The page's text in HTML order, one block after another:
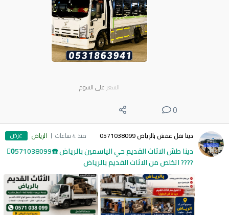
السعر على السوم
0
دينا نقل عفش بالرياض 0571038099 منذ 4 ساعات الرياض عرض
دينا طش الاثاث القديم حي الياسمين بالرياض ☎️0َ571038099
???? اتخلص من الاثاث القديم بالرياض